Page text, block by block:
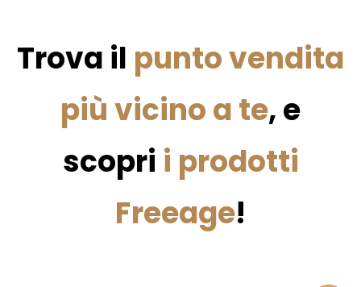
Trova il punto vendita
più vicino a te, e
scopri i prodotti
Freeage!